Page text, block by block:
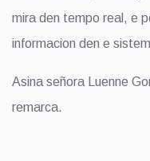
mira den tempo real, e
informacion den e
Asina señora Luenne
remarca.